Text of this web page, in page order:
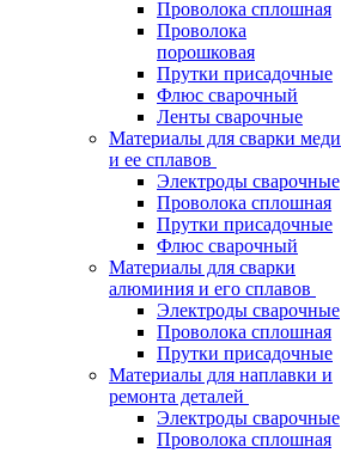
Проволока сплошная
Проволока
порошковая
Прутки присадочные
Флюс сварочный
Ленты сварочные
Материалы для сварки меди
и ее сплавов
Электроды сварочные
Проволока сплошная
Прутки присадочные
Флюс сварочный
Материалы для сварки
алюминия и его сплавов
Электроды сварочные
Проволока сплошная
Прутки присадочные
Материалы для наплавки и
ремонта деталей
Электроды сварочные
Проволока сплошная